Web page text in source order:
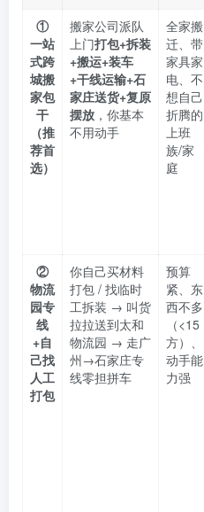
①
一站
式跨
城搬
家包
干
（推
荐首
选）
搬家公司派队
上门打包+拆装
+搬运+装车
+干线运输+石
家庄送货+复原
摆放 ，你基本
不用动手
全家搬
迁、带
家具家
电、不
想自己
折腾的
上班
族/家
庭
②
物流
园专
线
+自
己找
人工
打包
你自己买材料
打包 / 找临时
工拆装 → 叫货
拉拉送到太和
物流园 → 走广
州→石家庄专
线零担拼车
预算
紧、东
西不多
（<15
方）、
动手能
力强